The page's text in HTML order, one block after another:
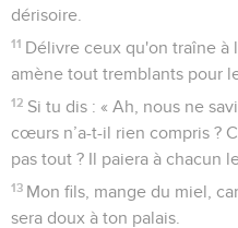
dérisoire.
11 Délivre ceux qu'on traîne à
amène tout tremblants pour
12 Si tu dis : « Ah, nous ne
cœurs n’a-t-il rien compris ?
pas tout ? Il paiera à chacun
13 Mon fils, mange du miel,
sera doux à ton palais.